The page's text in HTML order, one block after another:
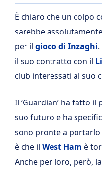
È chiaro che un colpo
sarebbe
per il gioco di Inzaghi
il suo contratto con il
club interessati al suo
Il ‘Guardian’ ha fatto
suo futuro e ha
sono pronte a portarlo
è che il West Ham è
Anche per loro, però,